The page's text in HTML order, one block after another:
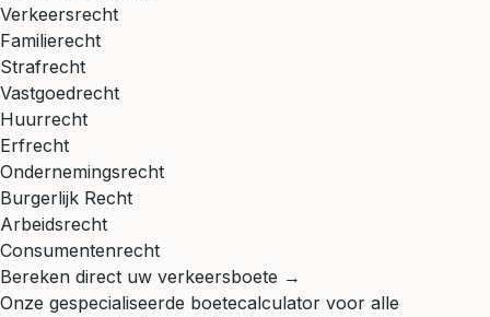
Verkeersrecht
Familierecht
Strafrecht
Vastgoedrecht
Huurrecht
Erfrecht
Ondernemingsrecht
Burgerlijk Recht
Arbeidsrecht
Consumentenrecht
Bereken direct uw verkeersboete →
Onze gespecialiseerde boetecalculator voor alle